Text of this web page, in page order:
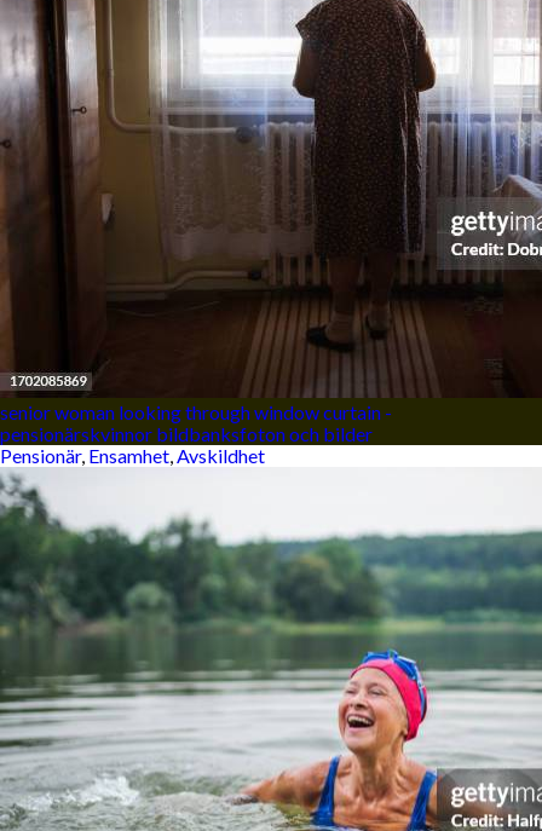
senior woman looking through window curtain -
pensionärskvinnor bildbanksfoton och bilder
Pensionär, Ensamhet,Avskildhet